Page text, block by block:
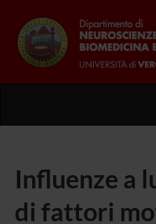
Influenze a
di fattori